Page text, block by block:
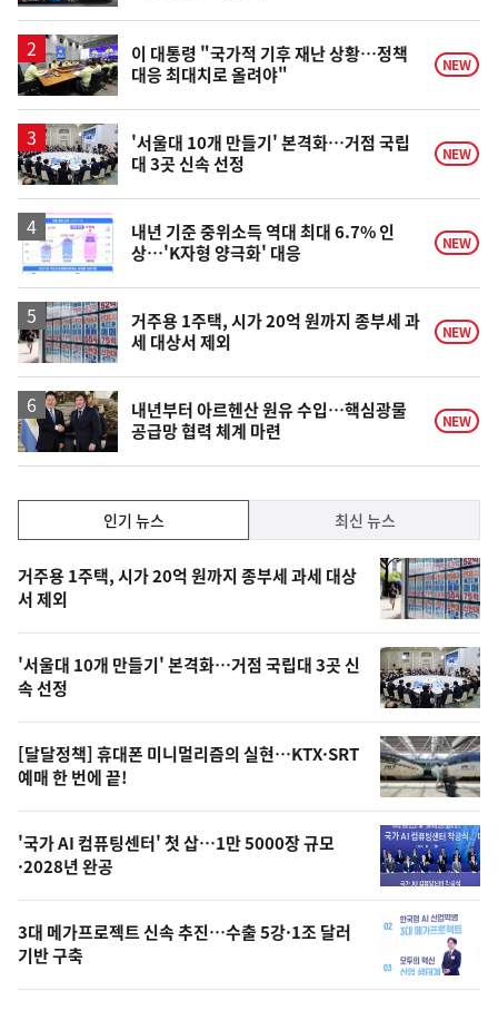
일
이 대통령 "국가적 기후 재난 상황…정책
대응 최대치로 올려야"
NEW
'서울대 10개 만들기' 본격화…거점 국립
대 3곳 신속 선정
NEW
내년 기준 중위소득 역대 최대 6.7% 인
상…'K자형 양극화' 대응
NEW
거주용 1주택, 시가 20억 원까지 종부세 과
세 대상서 제외
NEW
내년부터 아르헨산 원유 수입…핵심광물
공급망 협력 체계 마련
NEW
기,
최
신,
오
늘
의
영
상
오
의
사
진
인기 뉴스 최신 뉴스
인
기
뉴
스
거주용 1주택, 시가 20억 원까지 종부세 과세 대상
서 제외
'서울대 10개 만들기' 본격화…거점 국립대 3곳 신
속 선정
[달달정책] 휴대폰 미니멀리즘의 실현…KTX·SRT
예매 한 번에 끝!
'국가 AI 컴퓨팅센터' 첫 삽…1만 5000장 규모
·2028년 완공
3대 메가프로젝트 신속 추진…수출 5강·1조 달러
기반 구축